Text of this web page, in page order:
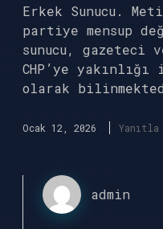
Erkek Sunucu.
partiye mensup
sunucu, gazeteci
CHP’ye
olarak
Ocak 12, 2026 Yanıtla
admin